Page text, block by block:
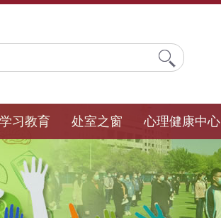
习教育 处室之窗 心理健康中心